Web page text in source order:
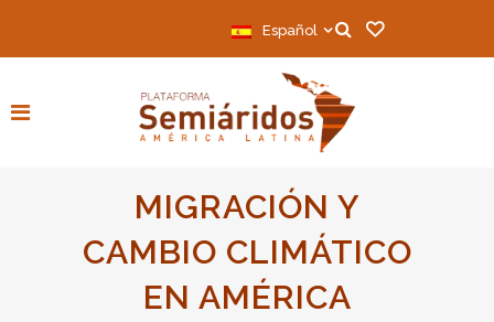
Español
MIGRACIÓN Y
CAMBIO CLIMÁTICO
EN AMÉRICA